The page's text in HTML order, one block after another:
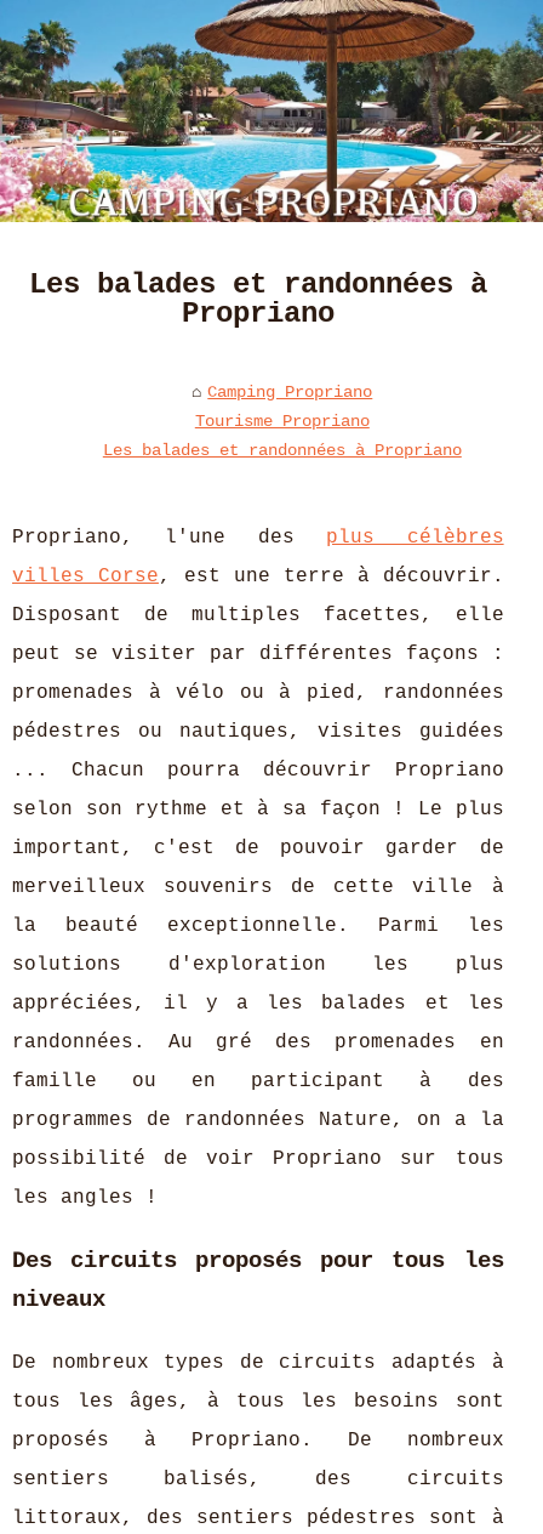
Les balades et randonnées à
Propriano
Camping Propriano
Tourisme Propriano
Les balades et randonnées à Propriano
Propriano, l'une des plus célèbres
villes Corse, est une terre à découvrir.
Disposant de multiples facettes, elle
peut se visiter par différentes façons :
promenades à vélo ou à pied, randonnées
pédestres ou nautiques, visites guidées
... Chacun pourra découvrir Propriano
selon son rythme et à sa façon ! Le plus
important, c'est de pouvoir garder de
merveilleux souvenirs de cette ville à
la beauté exceptionnelle. Parmi les
solutions d'exploration les plus
appréciées, il y a les balades et les
randonnées. Au gré des promenades en
famille ou en participant à des
programmes de randonnées Nature, on a la
possibilité de voir Propriano sur tous
les angles !
Des circuits proposés pour tous les
niveaux
De nombreux types de circuits adaptés à
tous les âges, à tous les besoins sont
proposés à Propriano. De nombreux
sentiers balisés, des circuits
littoraux, des sentiers pédestres sont à